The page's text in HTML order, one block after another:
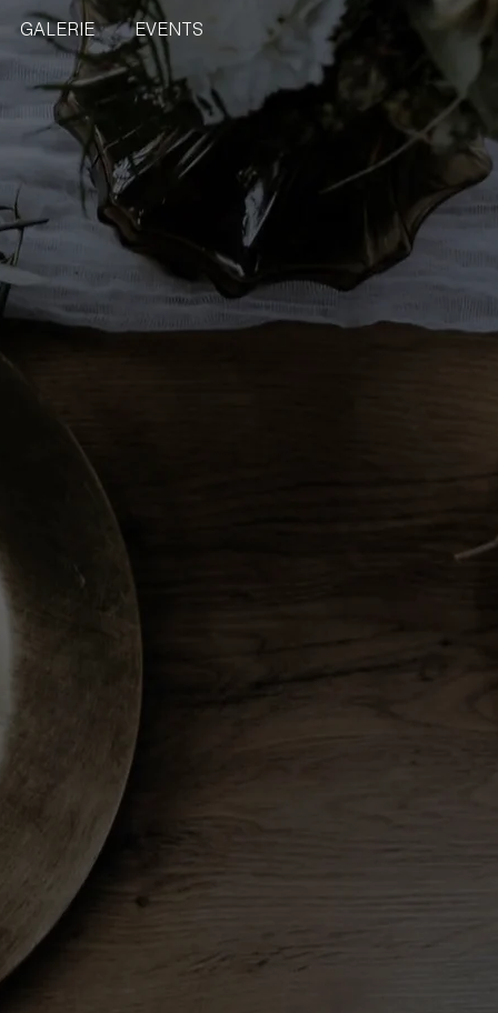
GALERIE EVENTS